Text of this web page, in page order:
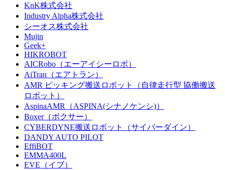
KnK株式会社
Industry Alpha株式会社
シーオス株式会社
Mujin
Geek+
HIKROBOT
AICRobo（エーアイシーロボ）
AiTran（エアトラン）
AMR ピッキング搬送ロボット（自律走行型 協働搬送
ロボット）
AspinaAMR（ASPINA(シナノケンシ)）
Boxer（ボクサー）
CYBERDYNE搬送ロボット（サイバーダイン）
DANDY AUTO PILOT
EffiBOT
EMMA400L
EVE（イブ）